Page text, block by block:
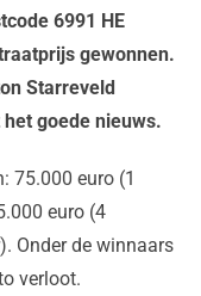
6991 HE
gewonnen.
Starreveld
goede nieuws.
75.000 euro (1
euro (4
Onder de winnaars
verloot.